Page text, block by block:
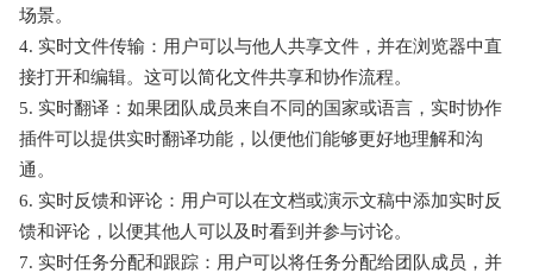
场景。
4. 实时文件传输：用户可以与他人共享文件，并在浏览器中直
接打开和编辑。这可以简化文件共享和协作流程。
5. 实时翻译：如果团队成员来自不同的国家或语言，实时协作
插件可以提供实时翻译功能，以便他们能够更好地理解和沟
通。
6. 实时反馈和评论：用户可以在文档或演示文稿中添加实时反
馈和评论，以便其他人可以及时看到并参与讨论。
7. 实时任务分配和跟踪：用户可以将任务分配给团队成员，并